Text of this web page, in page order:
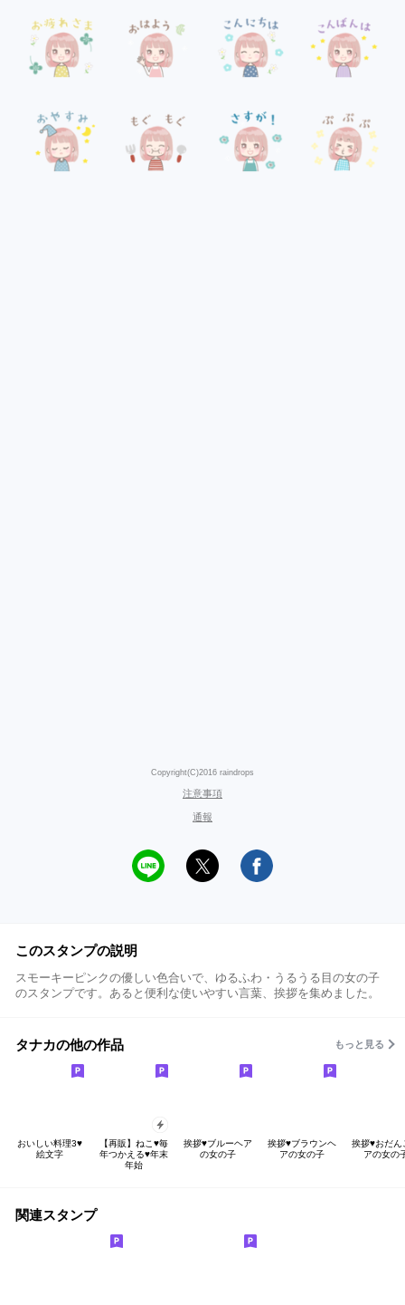
Copyright(C)2016 raindrops
注意事項
通報
このスタンプの説明
スモーキーピンクの優しい色合いで、ゆるふわ・うるうる目の女の子
のスタンプです。あると便利な使いやすい言葉、挨拶を集めました。
タナカの他の作品 もっと見る
おいしい料理3♥
絵文字
【再販】ねこ♥毎
年つかえる♥年末
年始
挨拶♥ブルーヘア
の女の子
挨拶♥ブラウンヘ
アの女の子
挨拶♥おだん
アの女の
関連スタンプ